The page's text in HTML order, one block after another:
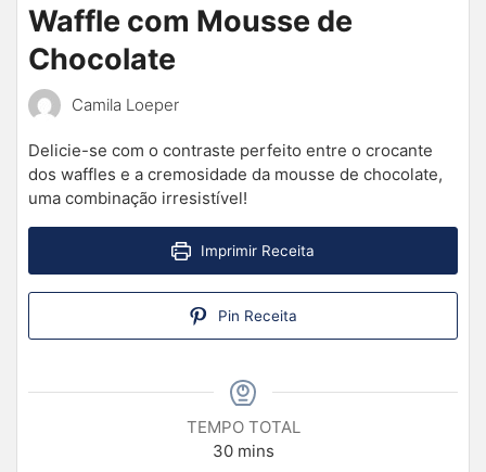
Waffle com Mousse de
Chocolate
Camila Loeper
Delicie-se com o contraste perfeito entre o crocante
dos waffles e a cremosidade da mousse de chocolate,
uma combinação irresistível!
Imprimir Receita
Pin Receita
TEMPO TOTAL
30 mins